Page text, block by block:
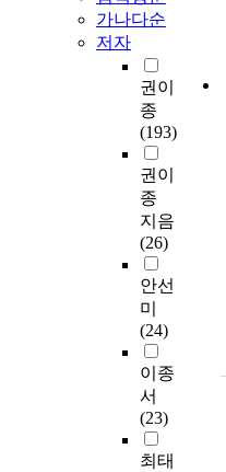
가나다순
저자
권이
종
(193)
권이
종
지음
(26)
안선
미
(24)
이종
서
(23)
최태